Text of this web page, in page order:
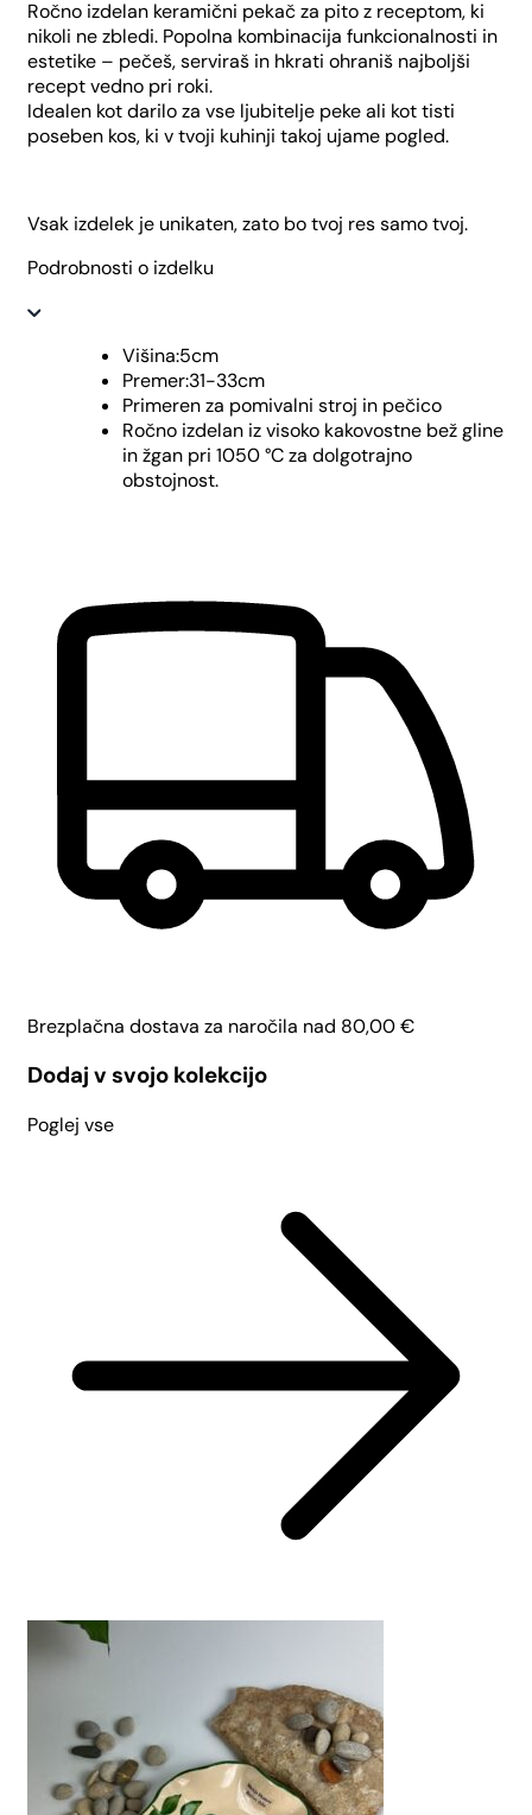
Ročno izdelan keramični pekač za pito z receptom, ki
nikoli ne zbledi. Popolna kombinacija funkcionalnosti in
estetike – pečeš, serviraš in hkrati ohraniš najboljši
recept vedno pri roki.
Idealen kot darilo za vse ljubitelje peke ali kot tisti
poseben kos, ki v tvoji kuhinji takoj ujame pogled.
Vsak izdelek je unikaten, zato bo tvoj res samo tvoj.
Podrobnosti o izdelku
Višina:5cm
Premer:31-33cm
Primeren za pomivalni stroj in pečico
Ročno izdelan iz visoko kakovostne bež gline
in žgan pri 1050 °C za dolgotrajno
obstojnost.
Brezplačna dostava za naročila nad 80,00€
Dodaj v svojo kolekcijo
Poglej vse